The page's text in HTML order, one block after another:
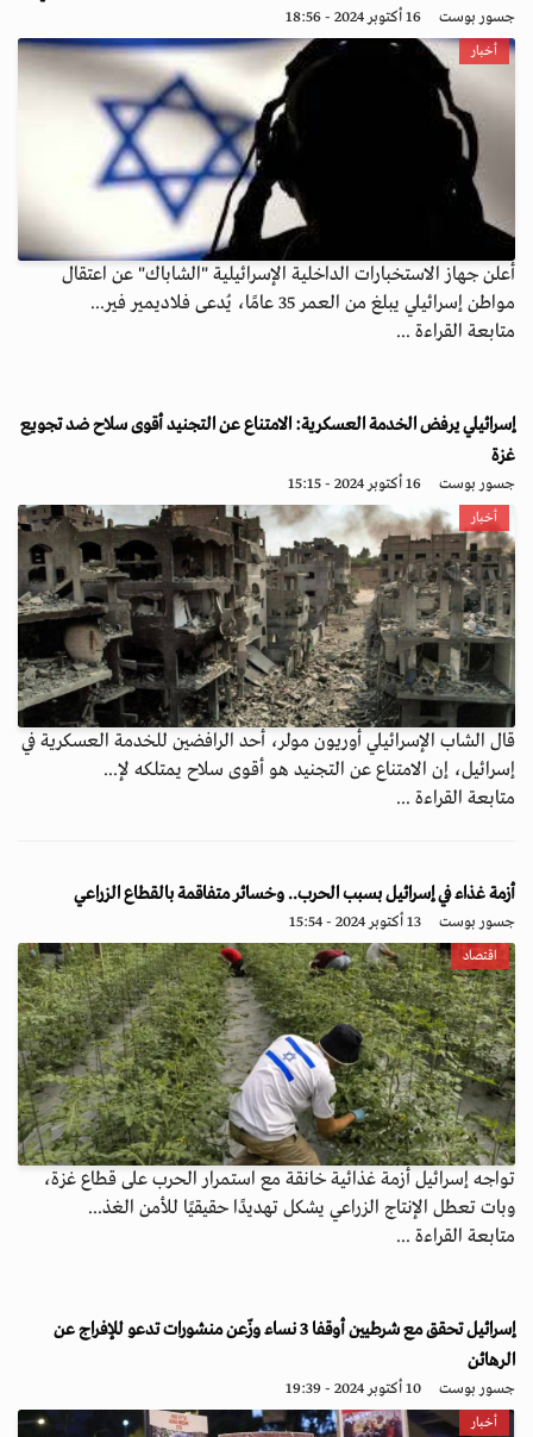
جسور بوست 16 أكتوبر 2024 - 18:56
أخبار
أعلن جهاز الاستخبارات الداخلية الإسرائيلية "الشاباك" عن اعتقال
مواطن إسرائيلي يبلغ من العمر 35 عامًا، يُدعى فلاديمير فير...
متابعة القراءة ...
إسرائيلي يرفض الخدمة العسكرية: الامتناع عن التجنيد أقوى سلاح ضد تجويع
غزة
جسور بوست 16 أكتوبر 2024 - 15:15
أخبار
قال الشاب الإسرائيلي أوريون مولر، أحد الرافضين للخدمة العسكرية في
إسرائيل، إن الامتناع عن التجنيد هو أقوى سلاح يمتلكه لإ...
متابعة القراءة ...
أزمة غذاء في إسرائيل بسبب الحرب.. وخسائر متفاقمة بالقطاع الزراعي
جسور بوست 13 أكتوبر 2024 - 15:54
اقتصاد
تواجه إسرائيل أزمة غذائية خانقة مع استمرار الحرب على قطاع غزة،
وبات تعطل الإنتاج الزراعي يشكل تهديدًا حقيقيًا للأمن الغذ...
متابعة القراءة ...
إسرائيل تحقق مع شرطيين أوقفا 3 نساء وزّعن منشورات تدعو للإفراج عن
الرهائن
جسور بوست 10 أكتوبر 2024 - 19:39
أخبار